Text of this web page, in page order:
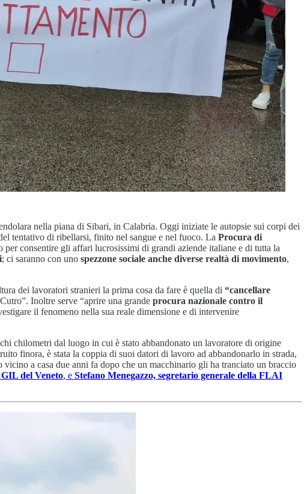
nella piana di Sibari, in Calabria. Oggi iniziate le autopsie sui corpi dei
tentativo di ribellarsi, finito nel sangue e nel fuoco. La Procura di
consentire gli affari lucrosissimi di grandi aziende italiane e di tutta la
; ci saranno con uno spezzone sociale anche diverse realtà di movimento,
dei lavoratori stranieri la prima cosa da fare è quella di “cancellare
Inoltre serve “aprire una grande procura nazionale contro il
il fenomeno nella sua reale dimensione e di intervenire
chilometri dal luogo in cui è stato abbandonato un lavoratore di origine
finora, è stata la coppia di suoi datori di lavoro ad abbandonarlo in strada,
a casa due anni fa dopo che un macchinario gli ha tranciato un braccio
del Veneto, e Stefano Menegazzo, segretario generale della FLAI